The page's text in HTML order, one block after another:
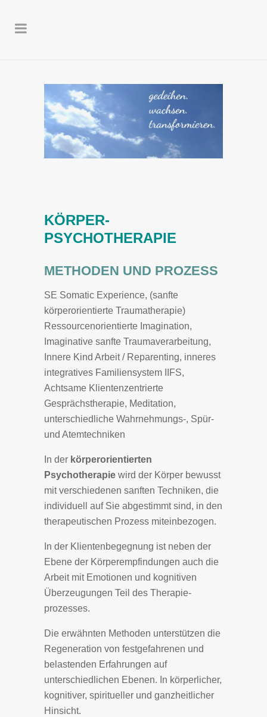
KÖRPER­
PSYCHOTHERAPIE
METHODEN UND PROZESS
SE Somatic Experience, (sanfte
körperorientierte Traumatherapie)
Ressourcenorientierte Imagination,
Imaginative sanfte Traumaverarbeitung,
Innere Kind Arbeit / Reparenting, inneres
integratives Familiensystem IIFS,
Achtsame Klientenzentrierte
Gesprächstherapie, Meditation,
unterschiedliche Wahrnehmungs-, Spür-
und Atemtechniken
In der körperorientierten
Psychotherapie wird der Körper bewusst
mit verschiedenen sanften Techniken, die
individuell auf Sie abgestimmt sind, in den
therapeutischen Prozess miteinbezogen.
In der Klientenbegegnung ist neben der
Ebene der Körperempfindungen auch die
Arbeit mit Emotionen und kognitiven
Überzeugungen Teil des Therapie­
prozesses.
Die erwähnten Methoden unterstützen die
Regeneration von festgefahrenen und
belastenden Erfahrungen auf
unterschiedlichen Ebenen. In körperlicher,
kognitiver, spiritueller und ganzheitlicher
Hinsicht.